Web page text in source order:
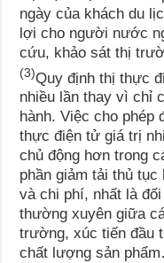
ngày của khách du
lợi cho người nước
cứu, khảo sát thị
(3)Quy định thị thực
nhiều lần thay vì chỉ
hành. Việc cho phép
thực điện tử giá trị
chủ động hơn trong
phần giảm tải thủ
và chi phí, nhất là
thường xuyên giữa
trường, xúc tiến đầu
chất lượng sản